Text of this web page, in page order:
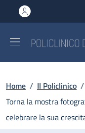
al contenuto
to footer content
Briciole di
Home / Il Policlinico /
Torna la mostra
celebrare la sua